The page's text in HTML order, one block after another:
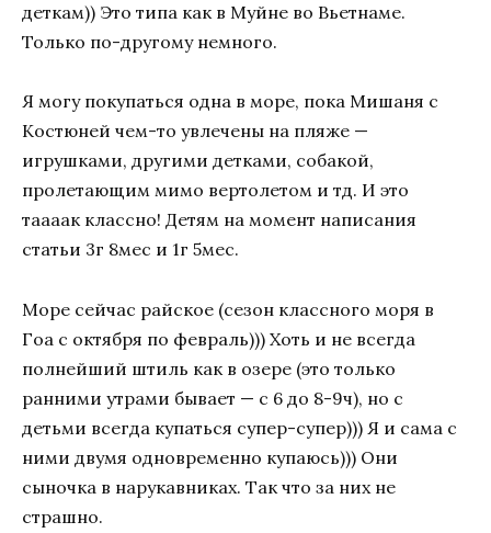
деткам)) Это типа как в Муйне во Вьетнаме.
Только по-другому немного.
Я могу покупаться одна в море, пока Мишаня с
Костюней чем-то увлечены на пляже —
игрушками, другими детками, собакой,
пролетающим мимо вертолетом и тд. И это
таааак классно! Детям на момент написания
статьи 3г 8мес и 1г 5мес.
Море сейчас райское (сезон классного моря в
Гоа с октября по февраль))) Хоть и не всегда
полнейший штиль как в озере (это только
ранними утрами бывает — с 6 до 8-9ч), но с
детьми всегда купаться супер-супер))) Я и сама с
ними двумя одновременно купаюсь))) Они
сыночка в нарукавниках. Так что за них не
страшно.